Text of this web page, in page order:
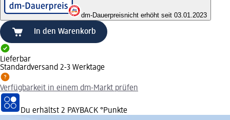
dm-Dauerpreisnicht erhöht seit 03.01.2023
In den Warenkorb
Lieferbar
Standardversand 2-3 Werktage
Verfügbarkeit in einem dm-Markt prüfen
Du erhältst 2 PAYBACK °Punkte